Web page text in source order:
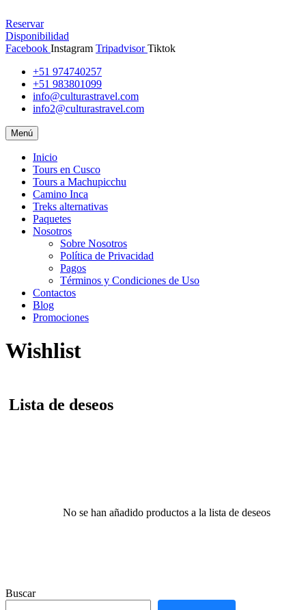
Reservar
Disponibilidad
Facebook Instagram Tripadvisor Tiktok
+51 974740257
+51 983801099
info@culturastravel.com
info2@culturastravel.com
Menú
Inicio
Tours en Cusco
Tours a Machupicchu
Camino Inca
Treks alternativas
Paquetes
Nosotros
Sobre Nosotros
Política de Privacidad
Pagos
Términos y Condiciones de Uso
Contactos
Blog
Promociones
Wishlist
Lista de deseos
No se han añadido productos a la lista de deseos
Buscar